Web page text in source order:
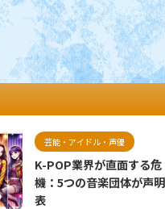
芸能・アイドル・声優
K-POP業界が直面する危
機：5つの音楽団体が声
表